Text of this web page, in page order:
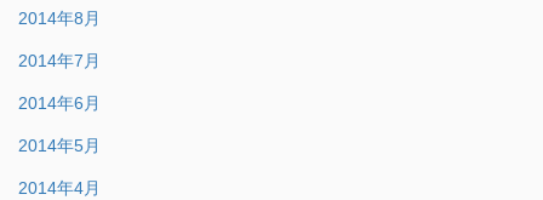
2014年8月
2014年7月
2014年6月
2014年5月
2014年4月